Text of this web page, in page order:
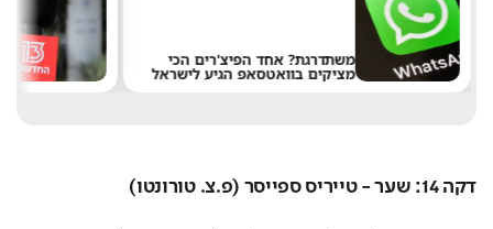
משתדרגת? אחד הפיצ'רים הכי
מציקים בוואטסאפ הגיע לישראל
דקה 14: שער - טייריס ספייסר (פ.צ. טורונטו)